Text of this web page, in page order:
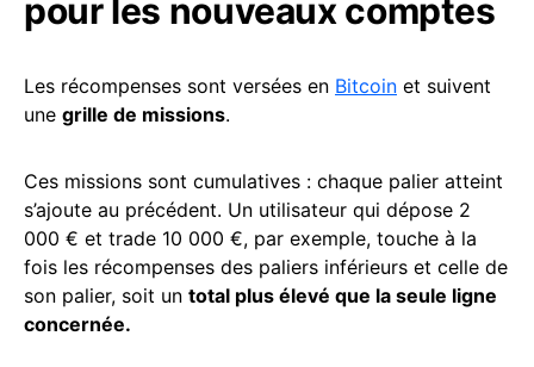
pour les nouveaux comptes
Les récompenses sont versées en Bitcoin et suivent
une grille de missions.
Ces missions sont cumulatives : chaque palier atteint
s’ajoute au précédent. Un utilisateur qui dépose 2
000 € et trade 10 000 €, par exemple, touche à la
fois les récompenses des paliers inférieurs et celle de
son palier, soit un total plus élevé que la seule ligne
concernée.